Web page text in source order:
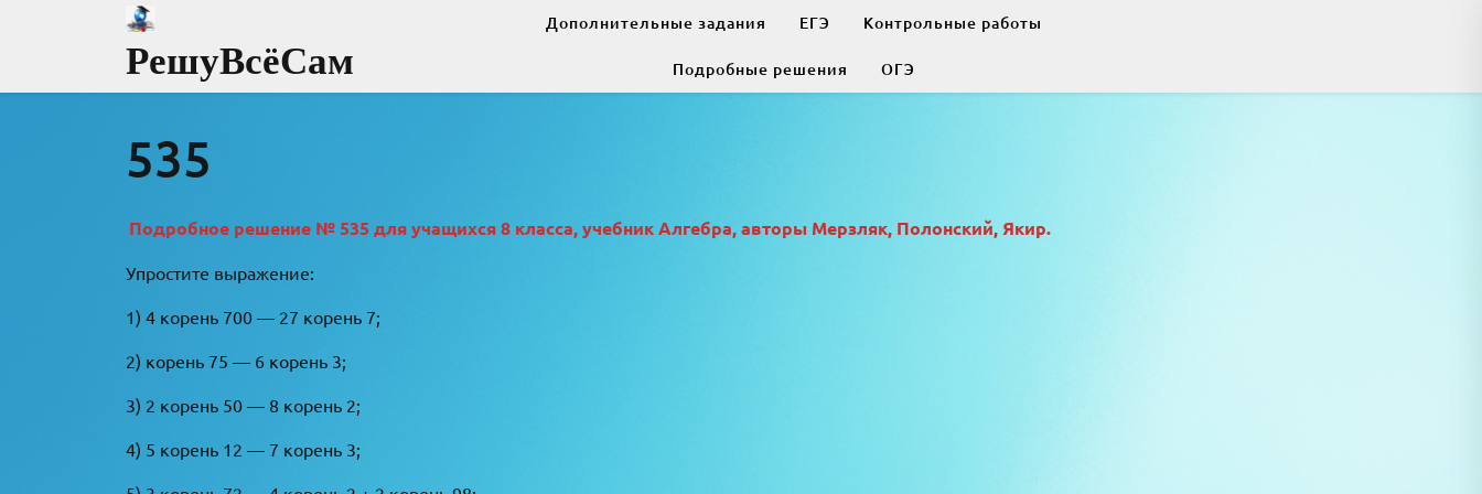
РешуВсёСам
Дополнительные задания ЕГЭ Контрольные работы
Подробные решения ОГЭ
535
Подробное решение № 535 для учащихся 8 класса, учебник Алгебра, авторы Мерзляк, Полонский, Якир.
Упростите выражение:
1) 4 корень 700 — 27 корень 7;
2) корень 75 — 6 корень 3;
3) 2 корень 50 — 8 корень 2;
4) 5 корень 12 — 7 корень 3;